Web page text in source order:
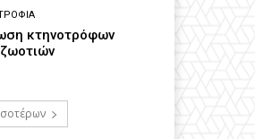
κτηνοτρόφων